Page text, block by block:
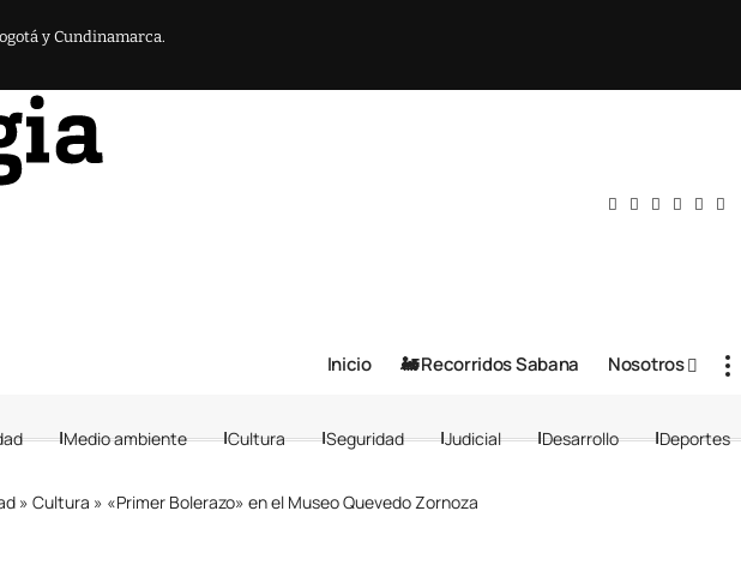
y Cundinamarca.
Inicio 🚂 Recorridos Sabana Nosotros
Medio ambiente Cultura Seguridad Judicial Desarrollo Deportes
» Cultura » «Primer Bolerazo» en el Museo Quevedo Zornoza